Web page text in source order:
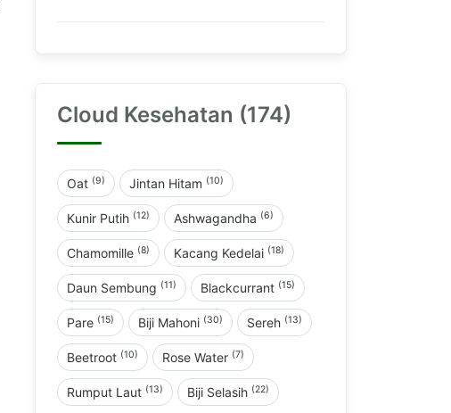
Cloud Kesehatan (174)
Oat (9) Jintan Hitam (10)
Kunir Putih (12) Ashwagandha (6)
Chamomille (8) Kacang Kedelai (18)
Daun Sembung (11) Blackcurrant (15)
Pare (15) Biji Mahoni (30) Sereh (13)
Beetroot (10) Rose Water (7)
Rumput Laut (13) Biji Selasih (22)